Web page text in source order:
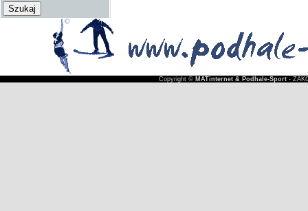
Copyright © MATinternet & Podhale-Sport-